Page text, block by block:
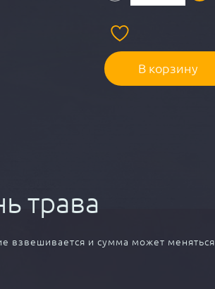
В корзину
трава
взвешивается и сумма может меняться